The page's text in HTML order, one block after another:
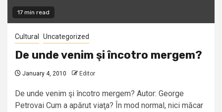
17 min read
Cultural Uncategorized
De unde venim şi încotro mergem?
January 4, 2010 Editor
De unde venim şi încotro mergem? Autor: George
Petrovai Cum a apărut viaţa? În mod normal, nici măcar